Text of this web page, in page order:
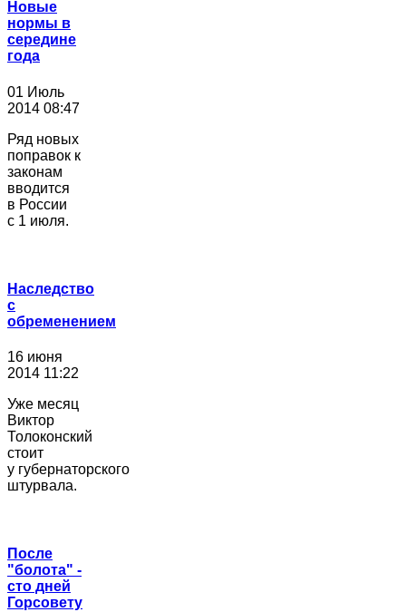
Новые
нормы в
середине
года
01 Июль
2014 08:47
Ряд новых
поправок к
законам
вводится
в России
с 1 июля.
Наследство
с
обременением
16 июня
2014 11:22
Уже месяц
Виктор
Толоконский
стоит
у губернаторского
штурвала.
После
"болота" -
сто дней
Горсовету